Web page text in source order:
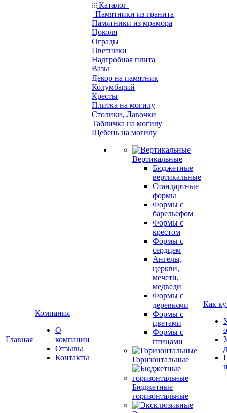
Главная
Компания
О
компании
Отзывы
Контакты
Каталог
Памятники из гранита
Памятники из мрамора
Цоколя
Ограды
Цветники
Надгробная плита
Вазы
Декор на памятник
Колумбарий
Кресты
Плитка на могилу
Столики, Лавочки
Табличка на могилу
Щебень на могилу
Вертикальные
Бюджетные
вертикальные
Стандартные
формы
Формы с
барельефом
Формы с
крестом
Формы с
сердцем
Ангелы,
церкви,
мечети,
медведи
Формы с
деревьями
Формы с
цветами
Формы с
птицами
Горизонтальные
Бюджетные
горизонтальные
Как